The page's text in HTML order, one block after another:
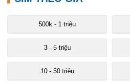
500k - 1 triệu
3 - 5 triệu
10 - 50 triệu